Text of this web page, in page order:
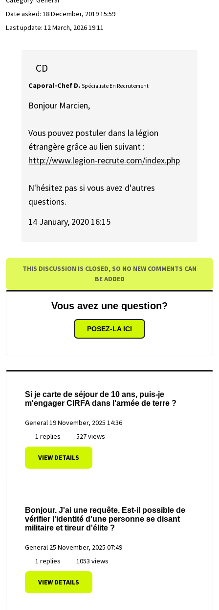
Date asked: 18 December, 2019 15:59
Last update: 12 March, 2026 19:11
CD
Caporal-Chef D. Spécialiste En Recrutement
Bonjour Marcien,
Vous pouvez postuler dans la légion
étrangère grâce au lien suivant :
http://www.legion-recrute.com/index.php
N'hésitez pas si vous avez d'autres
questions.
14 January, 2020 16:15
THIS DISCUSSION IS CLOSED, SO NO NEW COMMENTS CAN
BE ADDED
Vous avez une question?
POSEZ-LA ICI
Si je carte de séjour de 10 ans, puis-je
m'engager CIRFA dans l'armée de terre ?
General19 November, 2025 14:36
1 replies
527 views
VIEW DETAILS
Bonjour. J'ai une requête. Est-il possible de
vérifier l'identité d'une personne se disant
militaire et tireur d'élite ?
General 25 November, 2025 07:49
1 replies
1053 views
VIEW DETAILS